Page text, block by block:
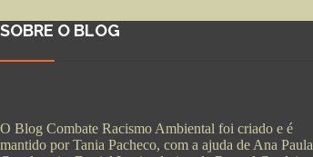
SOBRE O BLOG
O Blog Combate Racismo Ambiental foi criado e é
mantido por Tania Pacheco, com a ajuda de Ana Paula